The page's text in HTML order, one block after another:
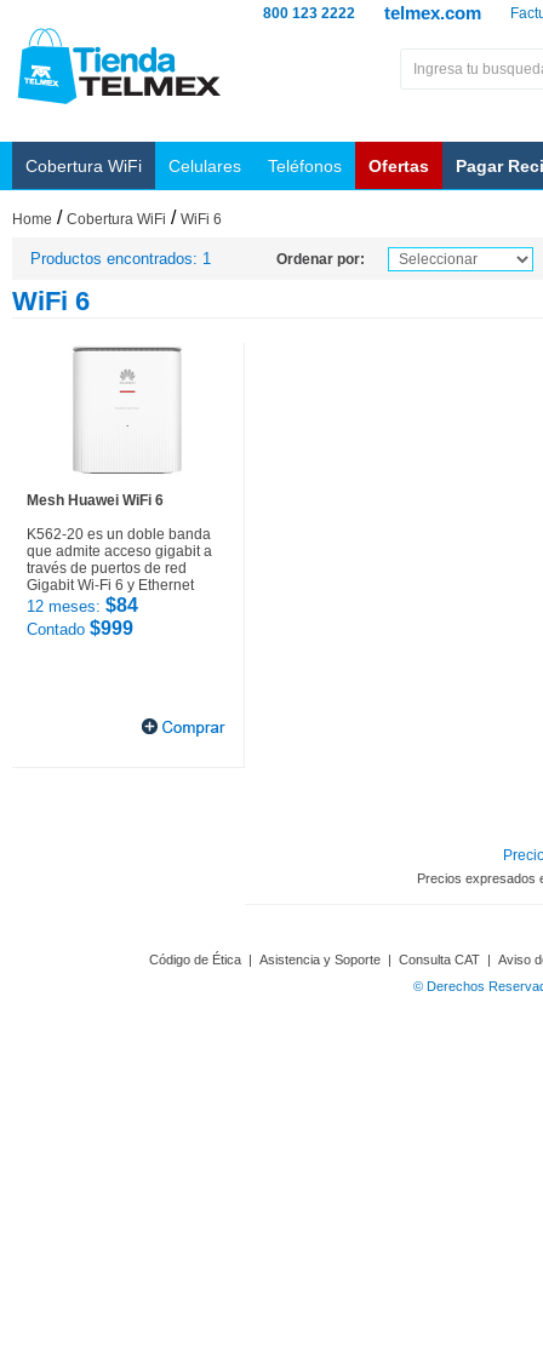
telmex.com
800 123 2222
Cobertura WiFi Celulares Teléfonos Ofertas Pagar
Home / Cobertura WiFi / WiFi 6
Productos encontrados: 1 Ordenar por:
WiFi 6
Mesh Huawei WiFi 6
K562-20 es un doble banda
que admite acceso gigabit a
través de puertos de red
Gigabit Wi-Fi 6 y Ethernet
12 meses: $84
Contado $999
Precios expresados
Código de Ética | Asistencia y Soporte | Consulta CAT | Aviso
© Derechos